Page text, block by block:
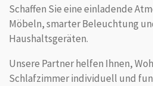
Schaffen Sie eine einladende
Möbeln, smarter Beleuchtung
Haushaltsgeräten.
Unsere Partner helfen Ihnen,
Schlafzimmer individuell und